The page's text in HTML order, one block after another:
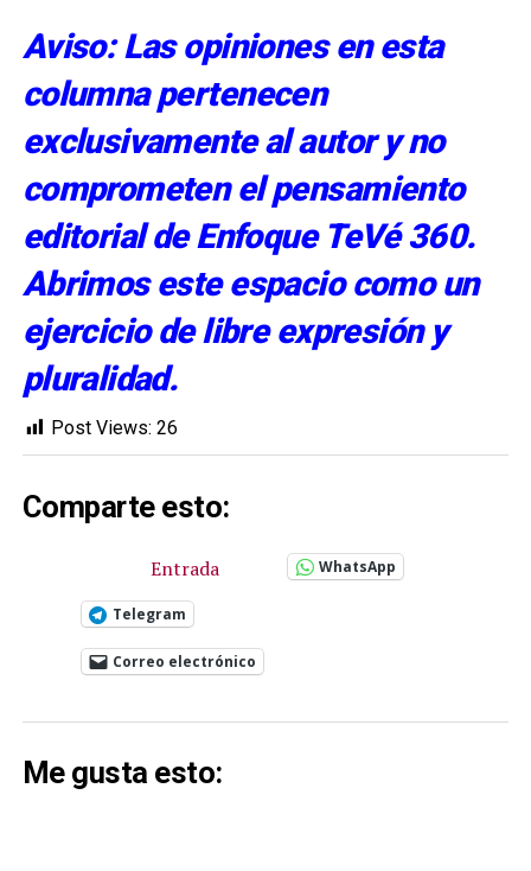
Aviso: Las opiniones en esta
columna pertenecen
exclusivamente al autor y no
comprometen el pensamiento
editorial de Enfoque TeVé 360.
Abrimos este espacio como un
ejercicio de libre expresión y
pluralidad.
Post Views: 26
Comparte esto:
Entrada WhatsApp
Telegram
Correo electrónico
Me gusta esto: